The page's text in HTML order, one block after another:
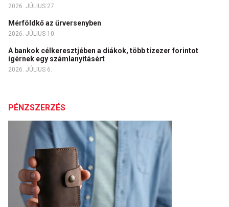
2026. JÚLIUS 27.
Mérföldkő az űrversenyben
2026. JÚLIUS 10.
A bankok célkeresztjében a diákok, több tízezer forintot
ígérnek egy számlanyitásért
2026. JÚLIUS 6.
PÉNZSZERZÉS